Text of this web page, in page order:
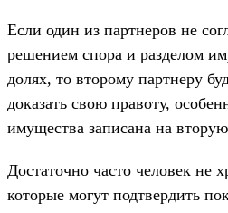
Если один из партнеров не
решением спора и разделом
долях, то второму партнеру
доказать свою правоту,
имущества записана на
Достаточно часто человек не
которые могут подтвердить